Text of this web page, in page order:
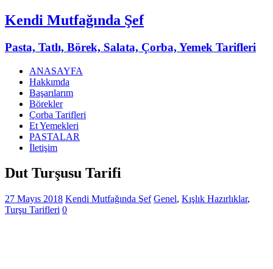
Kendi Mutfağında Şef
Pasta, Tatlı, Börek, Salata, Çorba, Yemek Tarifleri
ANASAYFA
Hakkımda
Başarılarım
Börekler
Çorba Tarifleri
Et Yemekleri
PASTALAR
İletişim
Dut Turşusu Tarifi
27 Mayıs 2018 Kendi Mutfağında Şef Genel, Kışlık Hazırlıklar,
Turşu Tarifleri 0